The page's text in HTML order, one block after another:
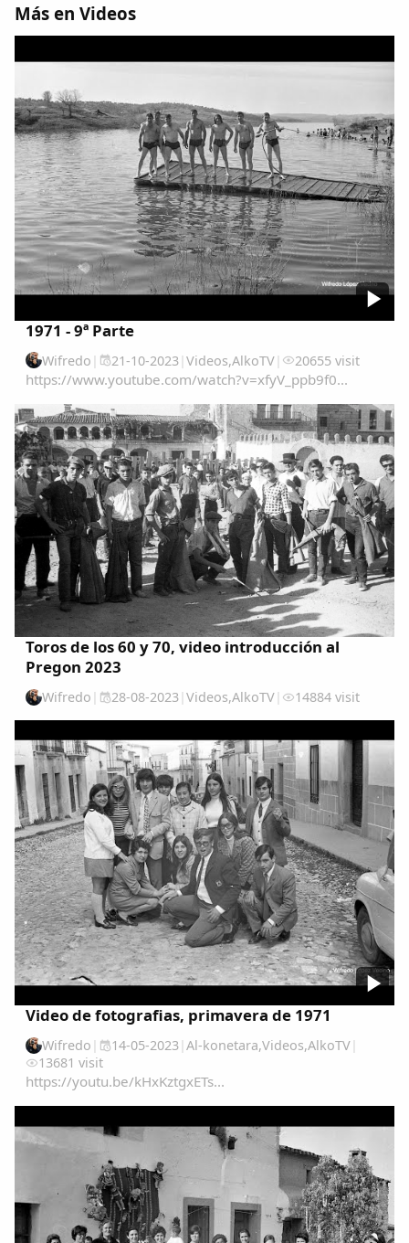
Más en Videos
1971 - 9ª Parte
Wifredo | 21-10-2023| Videos,AlkoTV| 20655 visit
https://www.youtube.com/watch?v=xfyV_ppb9f0...
Toros de los 60 y 70, video introducción al
Pregon 2023
Wifredo | 28-08-2023| Videos,AlkoTV| 14884 visit
Video de fotografias, primavera de 1971
Wifredo | 14-05-2023| Al-konetara,Videos,AlkoTV|
13681 visit
https://youtu.be/kHxKztgxETs...
Comparte
Compartir en Facebook
Compartir en Twitter